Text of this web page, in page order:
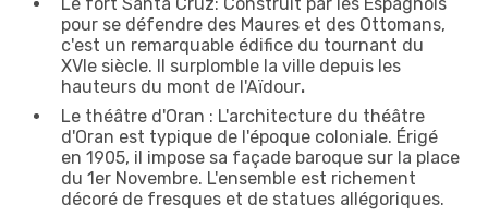
pour se défendre des Maures et des Ottomans,
c'est un remarquable édifice du tournant du
XVIe siècle. Il surplomble la ville depuis les
hauteurs du mont de l'Aïdour.
Le théâtre d'Oran : L'architecture du théâtre
d'Oran est typique de l'époque coloniale. Érigé
en 1905, il impose sa façade baroque sur la place
du 1er Novembre. L'ensemble est richement
décoré de fresques et de statues allégoriques.